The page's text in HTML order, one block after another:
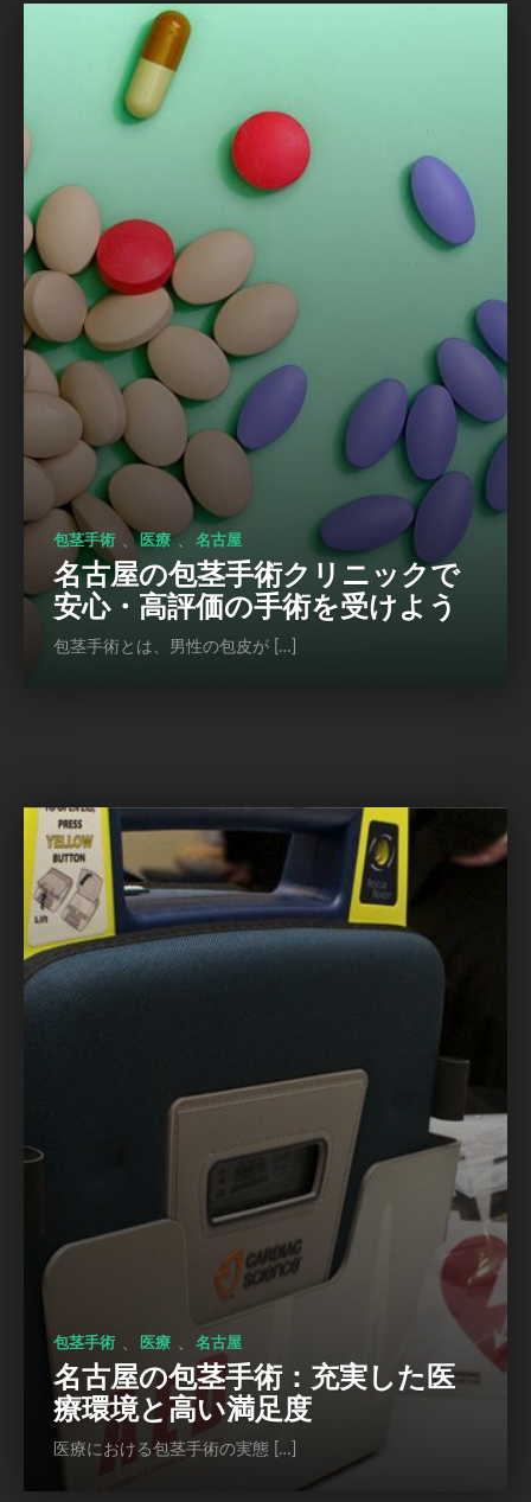
包茎手術 、医療 、 名古屋
名古屋の包茎手術クリニックで
安心・高評価の手術を受けよう
包茎手術とは、男性の包皮が […]
包茎手術 医療 名古屋
名古屋の包茎手術：充実した医
療環境と高い満足度
医療における包茎手術の実態 […]